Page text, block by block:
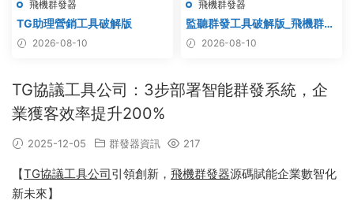
飛機群發器
TG助理營銷工具破解版
2026-08-10
飛機群發器
監聽群發工具破解版_飛機群
發,協議軟件,群發助手,群發工
2026-08-10
TG協議工具公司：3步部署智能群發系統，企
業獲客效率提升200%
2025-12-05 群發器資訊 217
【TG協議工具公司引領創新， 飛機群發器源碼賦能企業數智化
新未來】